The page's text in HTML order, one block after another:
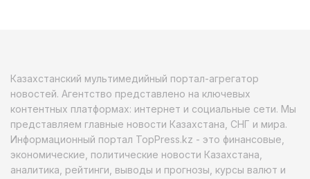
Казахстанский мультимедийный портал-агрегатор
новостей. Агентство представлено на ключевых
контентных платформах: интернет и социальные сети. Мы
представляем главные новости Казахстана, СНГ и мира.
Информационный портал TopPress.kz - это финансовые,
экономические, политические новости Казахстана,
аналитика, рейтинги, выводы и прогнозы, курсы валют и